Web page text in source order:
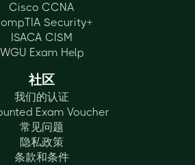
Cisco CCNA
Security+
ISACA CISM
WGU Exam Help
社区
我们的认证
Exam Voucher
常见问题
隐私政策
条款和条件